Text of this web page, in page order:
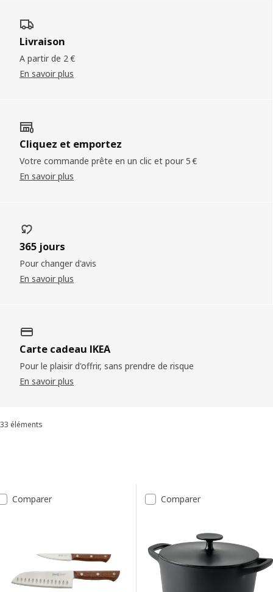
Livraison
A partir de 2 €
En savoir plus
Cliquez et emportez
Votre commande prête en un clic et pour 5 €
En savoir plus
365 jours
Pour changer d'avis
En savoir plus
Carte cadeau IKEA
Pour le plaisir d'offrir, sans prendre de risque
En savoir plus
Trier et filtrer
33 éléments
Liste des résultats
Comparer Comparer